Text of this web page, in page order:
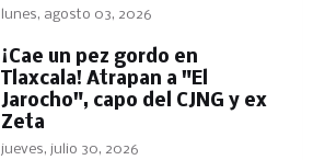
lunes, agosto 03, 2026
​¡Cae un pez gordo en
Tlaxcala! Atrapan a "El
Jarocho", capo del CJNG y ex
Zeta
jueves, julio 30, 2026